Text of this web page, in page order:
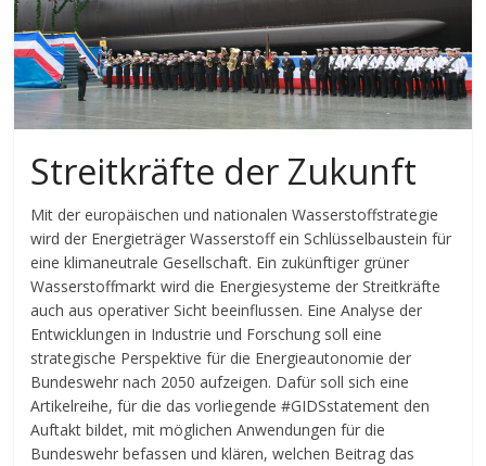
Streitkräfte der Zukunft
Mit der europäischen und nationalen Wasserstoffstrategie
wird der Energieträger Wasserstoff ein Schlüsselbaustein für
eine klimaneutrale Gesellschaft. Ein zukünftiger grüner
Wasserstoffmarkt wird die Energiesysteme der Streitkräfte
auch aus operativer Sicht beeinflussen. Eine Analyse der
Entwicklungen in Industrie und Forschung soll eine
strategische Perspektive für die Energieautonomie der
Bundeswehr nach 2050 aufzeigen. Dafür soll sich eine
Artikelreihe, für die das vorliegende #GIDSstatement den
Auftakt bildet, mit möglichen Anwendungen für die
Bundeswehr befassen und klären, welchen Beitrag das